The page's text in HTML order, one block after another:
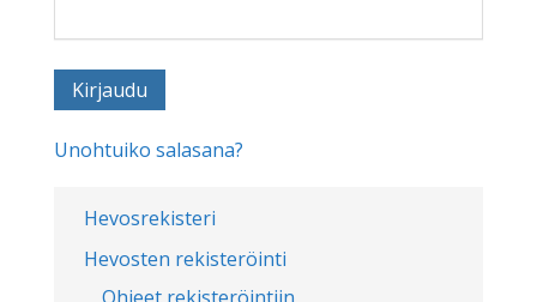
Hevosrekisteri
Hevosten rekisteröinti
Unohtuiko salasana?